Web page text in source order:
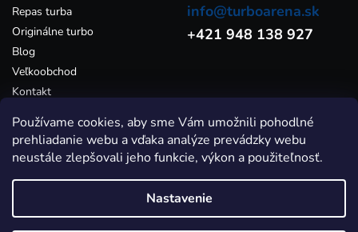
Používame cookies, aby sme Vám umožnili pohodlné
prehliadanie webu a vďaka analýze prevádzky webu
neustále zlepšovali jeho funkcie, výkon a použiteľnosť.
Nastavenie
Repas turba
Originálne turbo
Blog
Veľkoobchod
Kontakt
info@turboarena.sk
+421 948 138 927